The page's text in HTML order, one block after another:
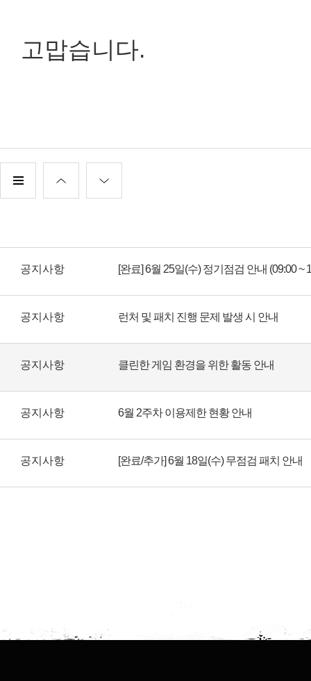
고맙습니다.
공지사항 [완료] 6월 25일(수) 정기점검 안내 (09:00 ~
공지사항 런처 및 패치 진행 문제 발생 시 안내
공지사항 클린한 게임 환경을 위한 활동 안내
공지사항 6월 2주차 이용제한 현황 안내
공지사항 [완료/추가] 6월 18일(수) 무점검 패치 안내